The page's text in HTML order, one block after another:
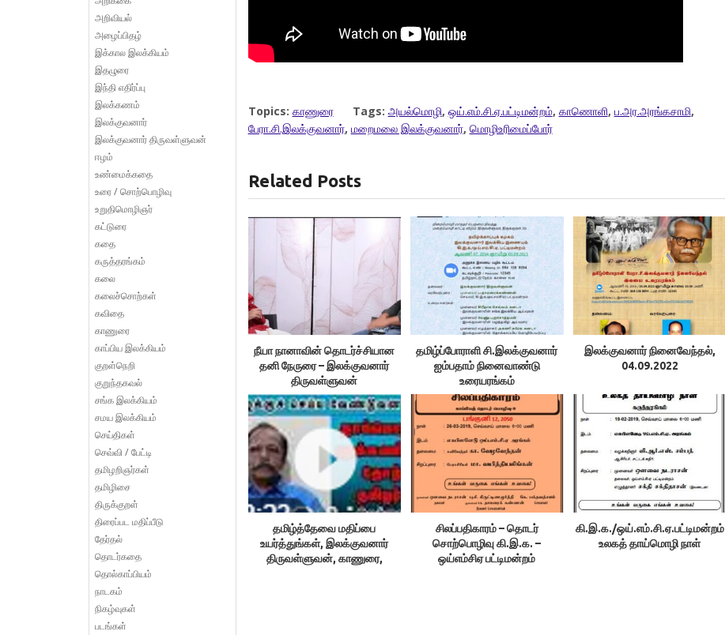
Topics: காணுரை Tags: அயல்மொழி, ஒய்.எம்.சி.ஏ.பட்டிமன்றம், காணொளி, ப.அர.அரங்கசாமி,
பேரா.சி.இலக்குவனார், மறைமலை இலக்குவனார், மொழிஉரிமைப்போர்
Related Posts
நீயா நானாவின் தொடர்ச்சியான
தனி நேருரை – இலக்குவனார்
திருவள்ளுவன்
தமிழ்ப்போராளி சி.இலக்குவனார்
ஐம்பதாம் நினைவாண்டு
உரையரங்கம்
இலக்குவனார் நினைவேந்தல்,
04.09.2022
தமிழ்த்தேவை மதிப்பை
உயர்த்துங்கள், இலக்குவனார்
திருவள்ளுவன், காணுரை,
சிலப்பதிகாரம் – தொடர்
சொற்பொழிவு கி.இ.க. –
ஒய்எம்சிஏ பட்டிமன்றம்
கி.இ.க./ஒய்.எம்.சி.ஏ.பட்டிமன்றம்
உலகத் தாய்மொழி நாள்
அறிவியல்
அழைப்பிதழ்
இக்கால இலக்கியம்
இதழுரை
இந்தி எதிர்ப்பு
இலக்கணம்
இலக்குவனார்
இலக்குவனார் திருவள்ளுவன்
ஈழம்
உண்மைக்கதை
உரை / சொற்பொழிவு
உறுதிமொழிஞர்
கட்டுரை
கதை
கருத்தரங்கம்
கலை
கலைச்சொற்கள்
கவிதை
காணுரை
காப்பிய இலக்கியம்
குறள்நெறி
குறுந்தகவல்
சங்க இலக்கியம்
சமய இலக்கியம்
செய்திகள்
செவ்வி / பேட்டி
தமிழறிஞர்கள்
தமிழிசை
திருக்குறள்
திரைப்பட மதிப்பீடு
தேர்தல்
தொடர்கதை
தொல்காப்பியம்
நாடகம்
நிகழ்வுகள்
படங்கள்